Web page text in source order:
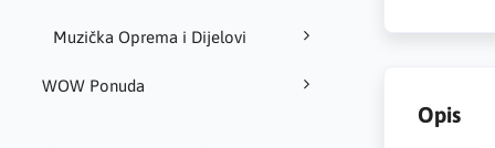
Muzička Oprema i Dijelovi
WOW Ponuda
Opis